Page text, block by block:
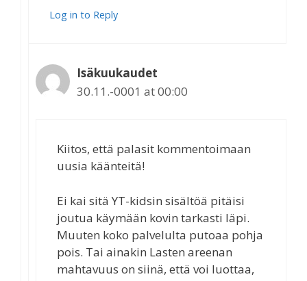
Log in to Reply
Isäkuukaudet
30.11.-0001 at 00:00
Kiitos, että palasit kommentoimaan
uusia käänteitä!
Ei kai sitä YT-kidsin sisältöä pitäisi
joutua käymään kovin tarkasti läpi.
Muuten koko palvelulta putoaa pohja
pois. Tai ainakin Lasten areenan
mahtavuus on siinä, että voi luottaa,